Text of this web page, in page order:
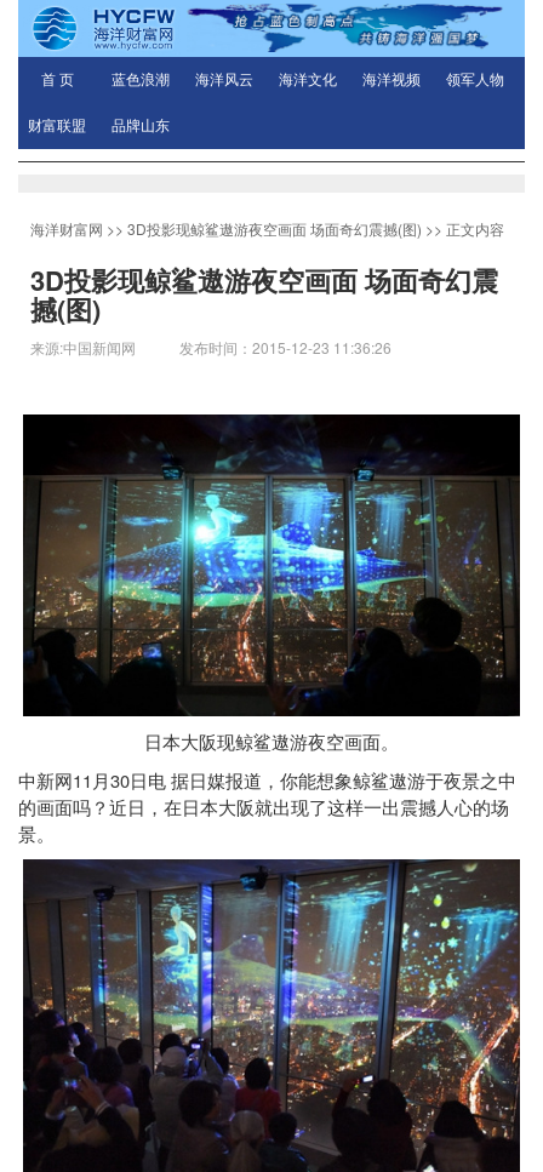
首 页 蓝色浪潮 海洋风云 海洋文化 海洋视频 领军人物
财富联盟 品牌山东
海洋财富网 >> 3D投影现鲸鲨遨游夜空画面 场面奇幻震撼(图) >> 正文内容
3D投影现鲸鲨遨游夜空画面 场面奇幻震
撼(图)
来源:中国新闻网 发布时间：2015-12-23 11:36:26
日本大阪现鲸鲨遨游夜空画面。
中新网11 月30日电 据日媒报道，你能想象鲸鲨遨游于夜景之中
的画面吗？近日，在日本大阪就出现了这样一出震撼人心的场
景。